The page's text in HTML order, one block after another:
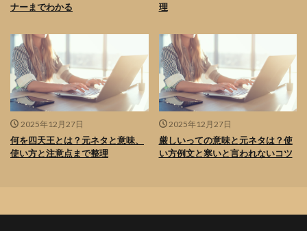
ナーまでわかる
理
2025年12月27日
何を四天王とは？元ネタと意味、
使い方と注意点まで整理
2025年12月27日
厳しいっての意味と元ネタは？使
い方例文と寒いと言われないコツ